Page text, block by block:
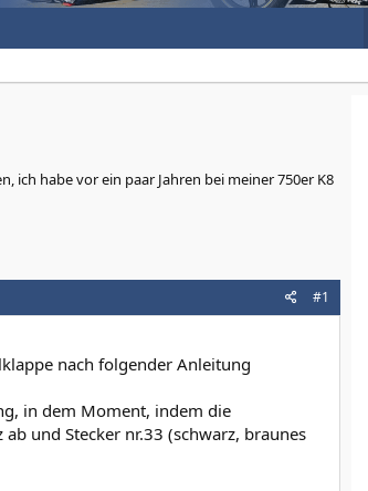
ich habe vor ein paar Jahren bei meiner 750er K8
#1
nach folgender Anleitung
in dem Moment, indem die
und Stecker nr.33 (schwarz, braunes